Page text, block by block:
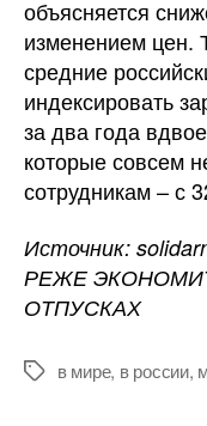
объясняется
изменением
средние
индексировать
за два года
которые совсем
сотрудникам – с
Источник:
РЕЖЕ
ОТПУСКАХ
Меткив мире, в россии,